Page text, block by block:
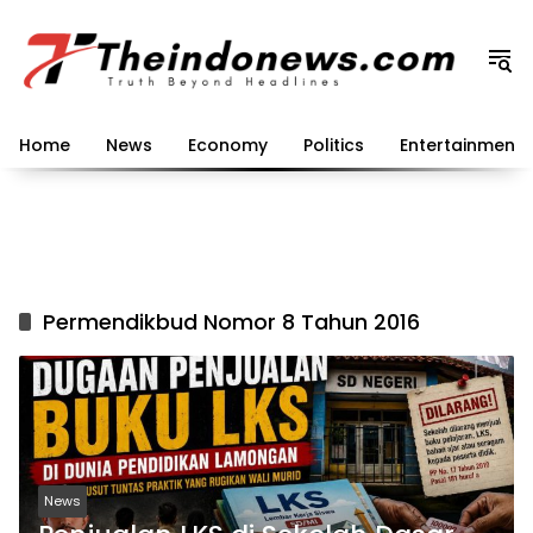
konten
Home News Economy Politics Entertainment
Permendikbud Nomor 8 Tahun 2016
News